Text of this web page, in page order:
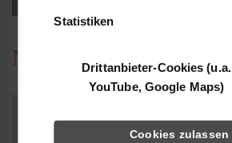
Statistiken
Drittanbieter-Cookies (u.a.
YouTube, Google Maps)
Cookies zulassen
News